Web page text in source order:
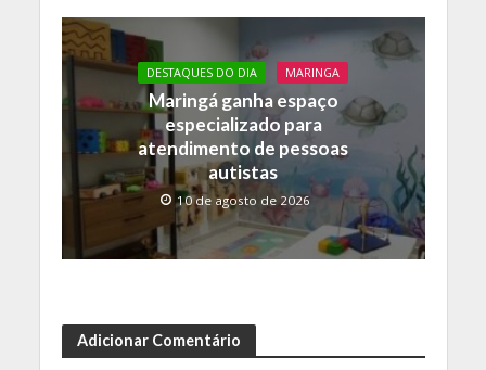
DESTAQUES DO DIA MARINGA
Maringá ganha espaço
especializado para
atendimento de pessoas
autistas
10 de agosto de 2026
Adicionar Comentário